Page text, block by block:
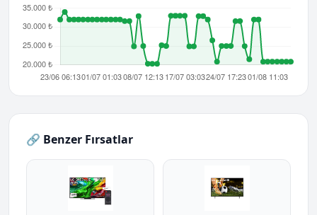
🔗 Benzer Fırsatlar